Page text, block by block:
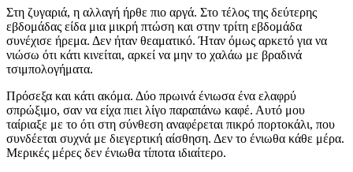
Στη ζυγαριά, η αλλαγή ήρθε πιο αργά. Στο τέλος της δεύτερης
εβδομάδας είδα μια μικρή πτώση και στην τρίτη εβδομάδα
συνέχισε ήρεμα. Δεν ήταν θεαματικό. Ήταν όμως αρκετό για να
νιώσω ότι κάτι κινείται, αρκεί να μην το χαλάω με βραδινά
τσιμπολογήματα.
Πρόσεξα και κάτι ακόμα. Δύο πρωινά ένιωσα ένα ελαφρύ
σπρώξιμο, σαν να είχα πιει λίγο παραπάνω καφέ. Αυτό μου
ταίριαξε με το ότι στη σύνθεση αναφέρεται πικρό πορτοκάλι, που
συνδέεται συχνά με διεγερτική αίσθηση. Δεν το ένιωθα κάθε μέρα.
Μερικές μέρες δεν ένιωθα τίποτα ιδιαίτερο.